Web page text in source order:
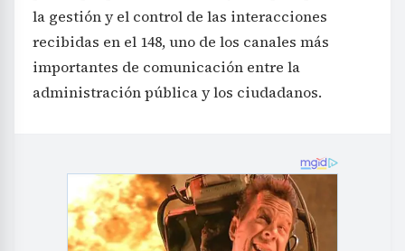
la gestión y el control de las interacciones
recibidas en el 148, uno de los canales más
importantes de comunicación entre la
administración pública y los ciudadanos.